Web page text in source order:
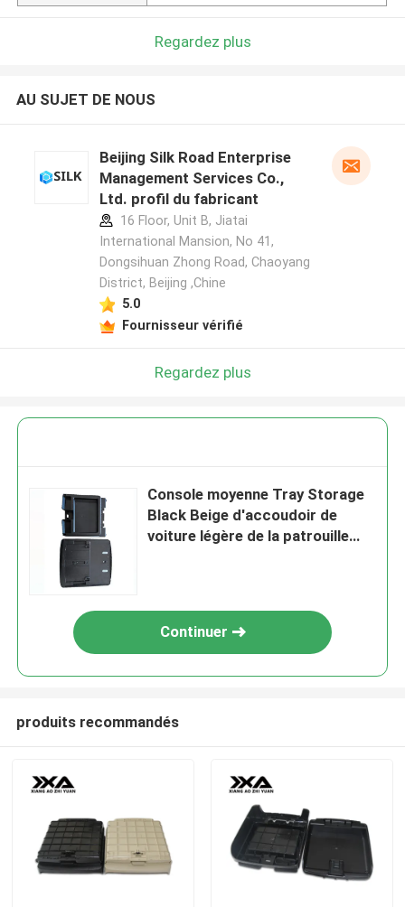
Regardez plus
AU SUJET DE NOUS
Beijing Silk Road Enterprise
Management Services Co.,
Ltd. profil du fabricant
16 Floor, Unit B, Jiatai
International Mansion, No 41,
Dongsihuan Zhong Road, Chaoyang
District, Beijing ,Chine
5.0
Fournisseur vérifié
Regardez plus
Console moyenne Tray Storage
Black Beige d'accoudoir de
voiture légère de la patrouille
Continuer
produits recommandés